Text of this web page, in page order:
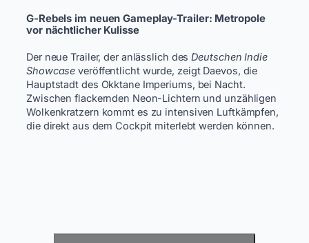
G-Rebels im neuen Gameplay-Trailer: Metropole
vor nächtlicher Kulisse
Der neue Trailer, der anlässlich desDeutschen Indie
Showcase veröffentlicht wurde, zeigt Daevos, die
Hauptstadt des Okktane Imperiums, bei Nacht.
Zwischen flackernden Neon-Lichtern und unzähligen
Wolkenkratzern kommt es zu intensiven Luftkämpfen,
die direkt aus dem Cockpit miterlebt werden können.